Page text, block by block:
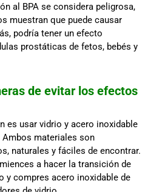
al BPA se considera peligrosa,
muestran que puede causar
podría tener un efecto
prostáticas de fetos, bebés y
de evitar los efectos
es usar vidrio y acero inoxidable
materiales son
naturales y fáciles de encontrar.
a hacer la transición de
y compres acero inoxidable de